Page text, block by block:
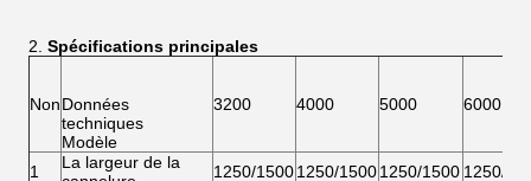
2. Spécifications principales
NonDonnées
techniques
Modèle
3200 4000 5000 6000
1
La largeur de la
1250/15001250/15001250/1500 1250/